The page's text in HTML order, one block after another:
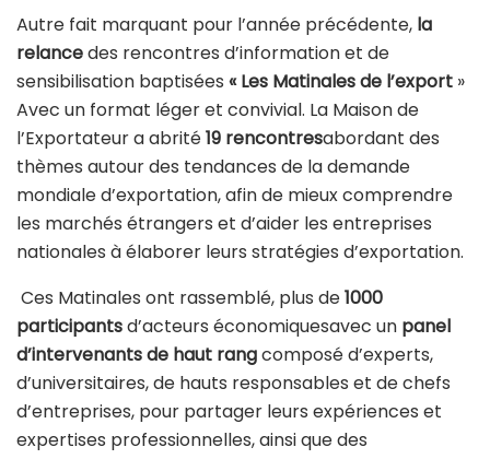
Autre fait marquant pour l’année précédente, la
relancedes rencontres d’information et de
sensibilisation baptisées « Les Matinales de l’export »
Avec un format léger et convivial. La Maison de
l’Exportateur a abrité19 rencontresabordant des
thèmes autour des tendances de la demande
mondiale d’exportation, afin de mieux comprendre
les marchés étrangers et d’aider les entreprises
nationales à élaborer leurs stratégies d’exportation.
Ces Matinales ont rassemblé, plus de1000
participantsd’acteurs économiquesavec un panel
d’intervenants de haut rangcomposé d’experts,
d’universitaires, de hauts responsables et de chefs
d’entreprises, pour partager leurs expériences et
expertises professionnelles, ainsi que des